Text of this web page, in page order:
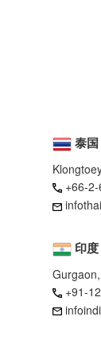
泰国
+66-
印度
+91-